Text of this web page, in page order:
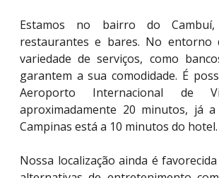
Estamos no bairro do
restaurantes e bares. No entorno
variedade de serviços, como
garantem a sua comodidade. É
Aeroporto Internacional de
aproximadamente 20 minutos, já a
Campinas está a 10 minutos do hotel.
Nossa localização ainda é